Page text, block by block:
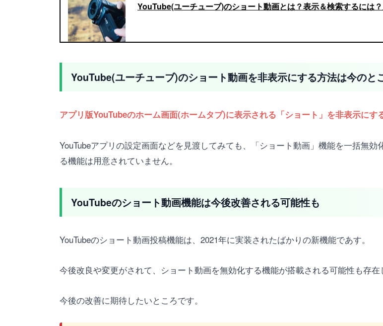
YouTube(ユーチューブ)のショート動画とは？表示＆検索するには
YouTube(ユーチューブ)のショート動画を非表示にする方法は今のと
アプリ版YouTubeのホーム画面(ホームタブ)に表示される「ショート」を非表示にす
YouTubeアプリの設定画面などを見渡してみても、「ショート動画」機能を一括無
る機能は用意されていません。
YouTubeのショート動画機能は今後改善される可能性も
YouTubeのショート動画投稿機能は、2021年に実装されたばかりの新機能であす。
今後改良や変更がされて、ショート動画を無効化する機能が搭載される可能性も存在
今後の改善に期待したいところです。